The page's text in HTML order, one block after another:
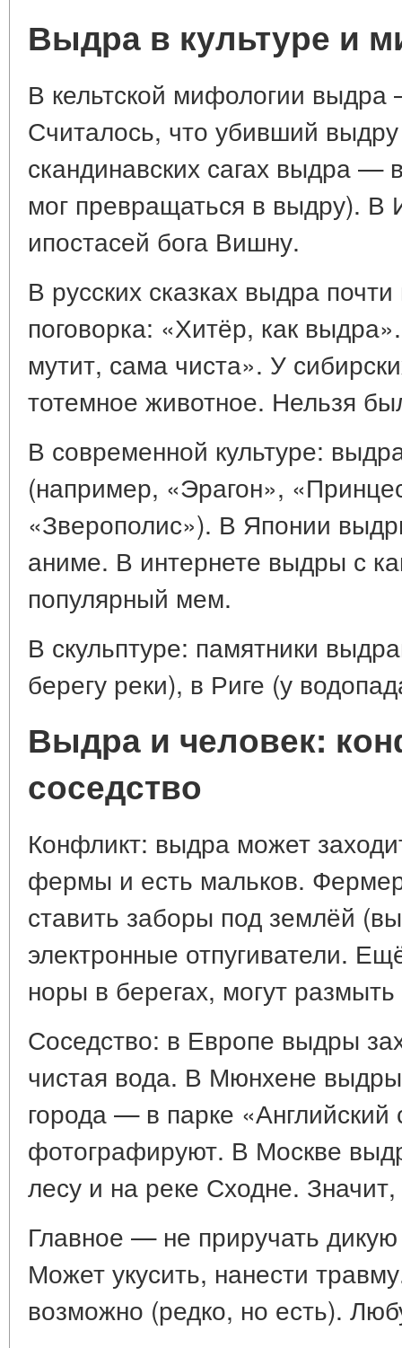
Выдра в культуре и
В кельтской мифологии
Считалось, что убивший
скандинавских сагах выдра —
мог превращаться в выдру).
ипостасей бога Вишну.
В русских сказках выдра
поговорка: «Хитёр, как
мутит, сама чиста». У
тотемное животное. Нельзя
В современной культуре:
(например, «Эрагон»,
«Зверополис»). В Японии
аниме. В интернете выдры с
популярный мем.
В скульптуре: памятники
берегу реки), в Риге (у
Выдра и человек:
соседство
Конфликт: выдра может
фермы и есть мальков.
ставить заборы под землёй
электронные отпугиватели.
норы в берегах, могут
Соседство: в Европе выдры
чистая вода. В Мюнхене
города — в парке «Английский
фотографируют. В Москве
лесу и на реке Сходне.
Главное — не приручать
Может укусить, нанести
возможно (редко, но есть).